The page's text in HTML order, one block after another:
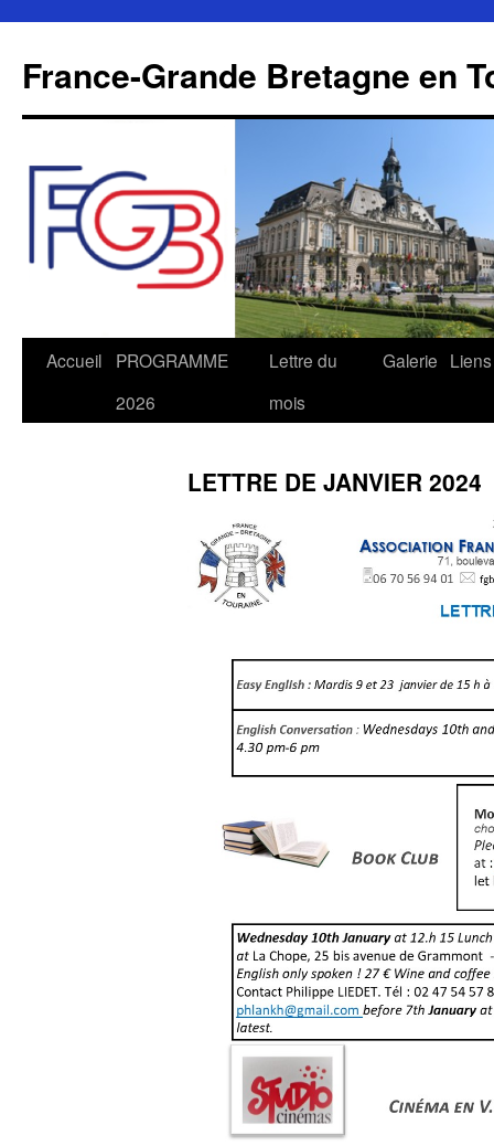
contenu
France-Grande Bretagne en
Accueil
PROGRAMME
2026
Lettre du
mois
Galerie Liens
LETTRE DE JANVIER 2024